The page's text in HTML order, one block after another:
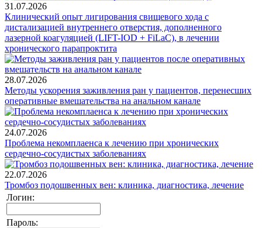
31.07.2026
Клинический опыт лигирования свищевого хода с
дистализацией внутреннего отверстия, дополненного
лазерной коагуляцией (LIFT-IOD + FiLaC), в лечении
хронического парапроктита
28.07.2026
Методы ускорения заживления ран у пациентов, перенесших
оперативные вмешательства на анальном канале
24.07.2026
Проблема некомплаенса к лечению при хронических
сердечно-сосудистых заболеваниях
22.07.2026
Тромбоз подошвенных вен: клиника, диагностика, лечение
Логин:
Пароль: